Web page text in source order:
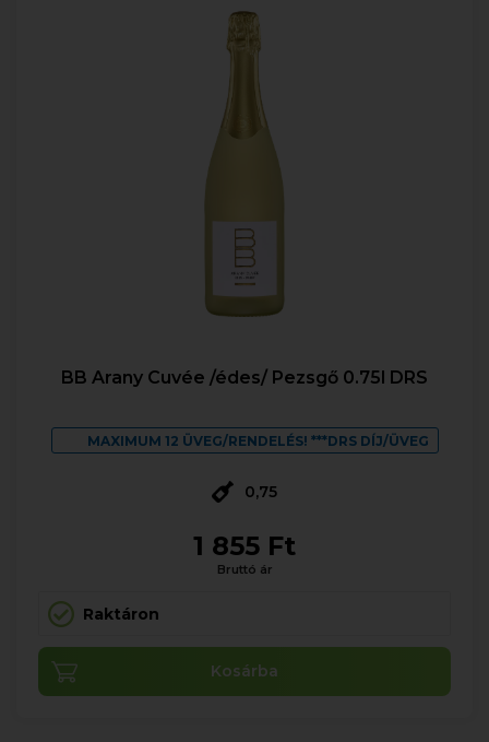
BB Arany Cuvée /édes/ Pezsgő 0.75l DRS
MAXIMUM 12 ÜVEG/RENDELÉS! ***DRS DÍJ/ÜVEG
0,75
1 855 Ft
Bruttó ár
Raktáron
Kosárba